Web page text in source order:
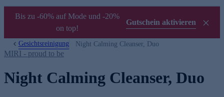
Bis zu -60% auf Mode und -20%
on top!
Gutschein aktivieren
Gesichtsreinigung Night Calming Cleanser, Duo
MIRI - proud to be
Night Calming Cleanser, Duo